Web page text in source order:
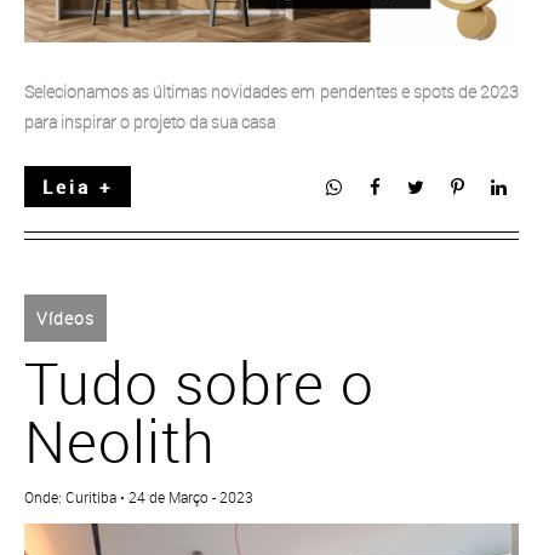
Selecionamos as últimas novidades em pendentes e spots de 2023
para inspirar o projeto da sua casa
Leia +
Vídeos
Tudo sobre o
Neolith
Onde: Curitiba • 24 de Março - 2023